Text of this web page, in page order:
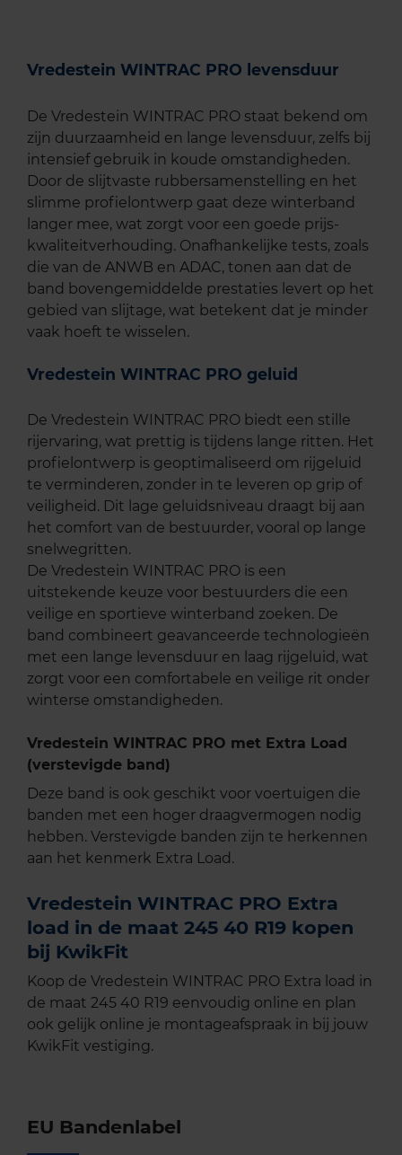
Vredestein WINTRAC PRO levensduur
De Vredestein WINTRAC PRO staat bekend om
zijn duurzaamheid en lange levensduur, zelfs bij
intensief gebruik in koude omstandigheden.
Door de slijtvaste rubbersamenstelling en het
slimme profielontwerp gaat deze winterband
langer mee, wat zorgt voor een goede prijs-
kwaliteitverhouding. Onafhankelijke tests, zoals
die van de ANWB en ADAC, tonen aan dat de
band bovengemiddelde prestaties levert op het
gebied van slijtage, wat betekent dat je minder
vaak hoeft te wisselen.
Vredestein WINTRAC PRO geluid
De Vredestein WINTRAC PRO biedt een stille
rijervaring, wat prettig is tijdens lange ritten. Het
profielontwerp is geoptimaliseerd om rijgeluid
te verminderen, zonder in te leveren op grip of
veiligheid. Dit lage geluidsniveau draagt bij aan
het comfort van de bestuurder, vooral op lange
snelwegritten.
De Vredestein WINTRAC PRO is een
uitstekende keuze voor bestuurders die een
veilige en sportieve winterband zoeken. De
band combineert geavanceerde technologieën
met een lange levensduur en laag rijgeluid, wat
zorgt voor een comfortabele en veilige rit onder
winterse omstandigheden.
Vredestein WINTRAC PRO met Extra Load
(verstevigde band)
Deze band is ook geschikt voor voertuigen die
banden met een hoger draagvermogen nodig
hebben. Verstevigde banden zijn te herkennen
aan het kenmerk Extra Load.
Vredestein WINTRAC PRO Extra
load in de maat 245 40 R19 kopen
bij KwikFit
Koop de Vredestein WINTRAC PRO Extra load in
de maat 245 40 R19 eenvoudig online en plan
ook gelijk online je montageafspraak in bij jouw
KwikFit vestiging.
EU Bandenlabel